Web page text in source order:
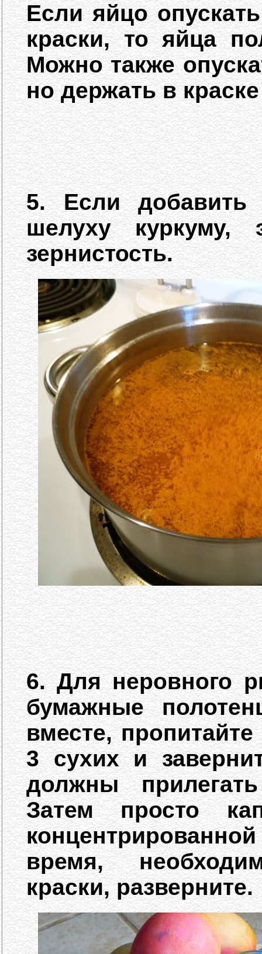
Если яйцо
краски, то яйца
Можно также
но держать в
5. Если
шелуху куркуму,
зернистость.
6. Для неровного
бумажные
вместе,
3 сухих и
должны
Затем просто
время,
краски, разверните.